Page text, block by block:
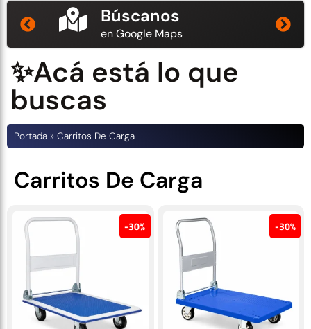
Búscanos
en Google Maps
✨Acá está lo que
buscas
Portada » Carritos De Carga
Carritos De Carga
30% 30%